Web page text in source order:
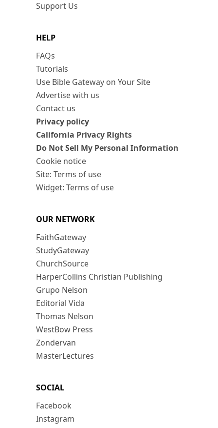
Support Us
HELP
FAQs
Tutorials
Use Bible Gateway on Your Site
Advertise with us
Contact us
Privacy policy
California Privacy Rights
Do Not Sell My Personal Information
Cookie notice
Site: Terms of use
Widget: Terms of use
OUR NETWORK
FaithGateway
StudyGateway
ChurchSource
HarperCollins Christian Publishing
Grupo Nelson
Editorial Vida
Thomas Nelson
WestBow Press
Zondervan
MasterLectures
SOCIAL
Facebook
Instagram